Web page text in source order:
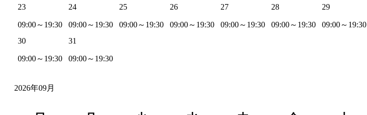
23
09:00～19:30
24
09:00～19:30
25
09:00～19:30
26
09:00～19:30
27
09:00～19:30
28
09:00～19:30
29
09:00～19:30
30
09:00～19:30
31
09:00～19:30
2026年09月